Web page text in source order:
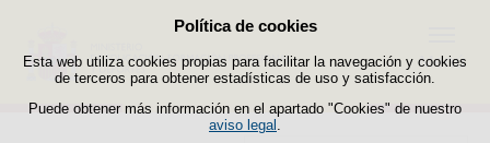
Política de cookies
Esta web utiliza cookies propias para facilitar la navegación y cookies
de terceros para obtener estadísticas de uso y satisfacción.
Puede obtener más información en el apartado "Cookies" de nuestro
aviso legal
Saltar al contenido
Menú